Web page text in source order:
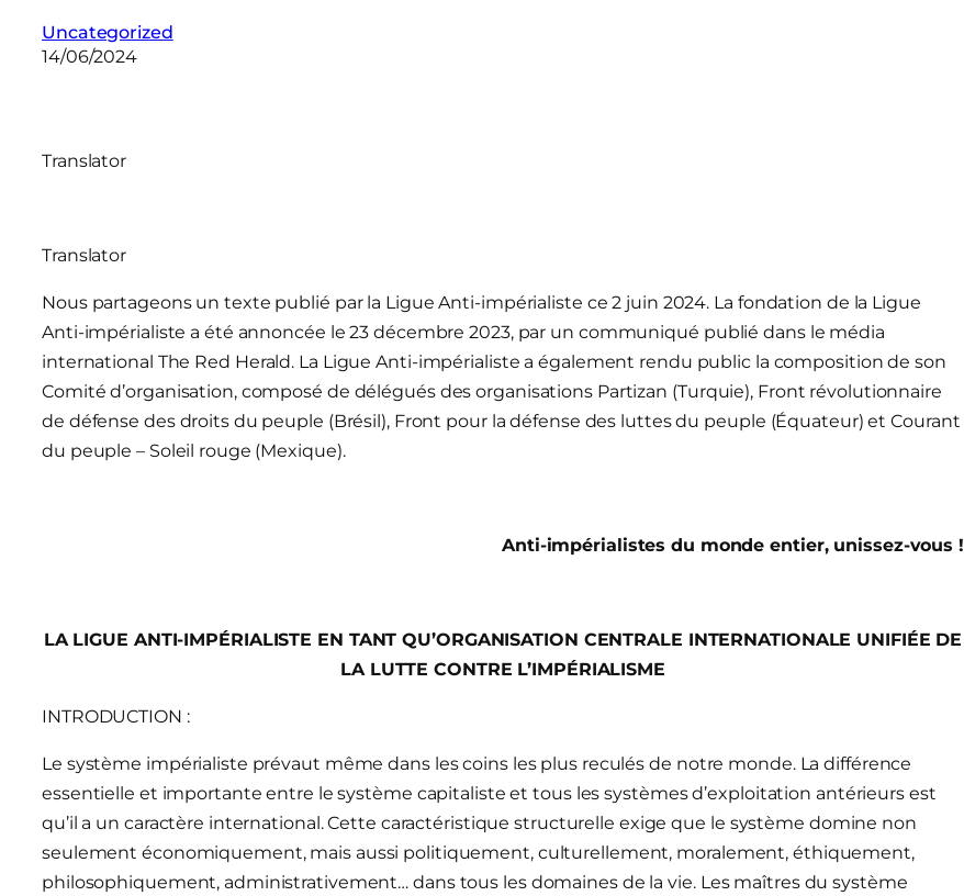
Uncategorized
14/06/2024
Translator
Translator
Nous partageons un texte publié par la Ligue Anti-impérialiste ce 2 juin 2024. La fondation de la Ligue
Anti-impérialiste a été annoncée le 23 décembre 2023, par un communiqué publié dans le média
international The Red Herald. La Ligue Anti-impérialiste a également rendu public la composition de son
Comité d’organisation, composé de délégués des organisations Partizan (Turquie), Front révolutionnaire
de défense des droits du peuple (Brésil), Front pour la défense des luttes du peuple (Équateur) et Courant
du peuple – Soleil rouge (Mexique).
Anti-impérialistes du monde entier, unissez-vous !
LA LIGUE ANTI-IMPÉRIALISTE EN TANT QU’ORGANISATION CENTRALE INTERNATIONALE UNIFIÉE DE
LA LUTTE CONTRE L’IMPÉRIALISME
INTRODUCTION :
Le système impérialiste prévaut même dans les coins les plus reculés de notre monde. La différence
essentielle et importante entre le système capitaliste et tous les systèmes d’exploitation antérieurs est
qu’il a un caractère international. Cette caractéristique structurelle exige que le système domine non
seulement économiquement, mais aussi politiquement, culturellement, moralement, éthiquement,
philosophiquement, administrativement… dans tous les domaines de la vie. Les maîtres du système